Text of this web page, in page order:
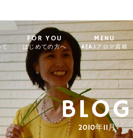
FOR YOU
はじめての方へ
MENU
AEAJアロマ資格
BLOG
2010年11月